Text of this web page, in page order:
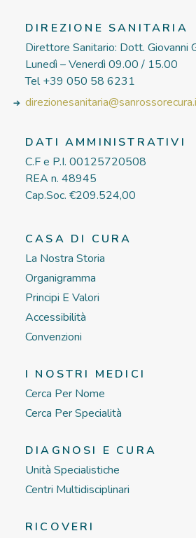
DIREZIONE SANITARIA
Direttore Sanitario: Dott. Giovanni
Lunedì – Venerdì 09.00 / 15.00
Tel +39 050 58 6231
DATI AMMINISTRATIVI
C.F e P.I. 00125720508
REA n. 48945
Cap.Soc. €209.524,00
CASA DI CURA
La Nostra Storia
Organigramma
Principi E Valori
Accessibilità
Convenzioni
I NOSTRI MEDICI
Cerca Per Nome
Cerca Per Specialità
DIAGNOSI E CURA
Unità Specialistiche
Centri Multidisciplinari
RICOVERI